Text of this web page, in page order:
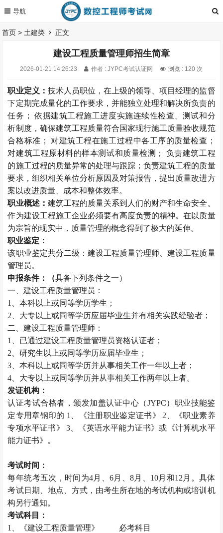
首页 > 土建类 正文
建设工程质量管理师招生简章
2026-01-21 14:26:23 作者 : JYPC考试认证网 浏览 : 120 次
职业定义： 技术人员职位，在上级的领导、项目经理的监督
下定期完成量化的工作要求，并能独立处理和解决所负责的
任务； 依据建筑工程施工进度实施连续性检查、测试和分
析制度，确保建筑工程质量符合国家现行施工质量验收规范
合格标准； 对建筑工程在施工过程中各工序的质量检查；
对建筑工程原材料的样本测试和质量检测； 负责建筑工程
的施工过程的质量异常的处理与跟踪；负责建筑工程的质量
要求，组织相关单位分析原因及对策报告，提出质量改进方
案以改进质量、成本和整体效率。
职业概述： 建筑工程的质量关系到人们的财产和生命安全。
作为建设工程施工企业必须要有高度负责的精神。在以质量
为宗旨的现实中，质量管理的概念得到了极大的延伸。
职业鉴定：
该职业鉴定共分二级：建设工程质量管理师、建设工程质量
管理员。
申报条件：（具备下列条件之一）
一、建设工程质量管理员：
1、本科以上或同等学历学生；
2、大专以上或同等学历应届毕业生并有相关实践经验者；
二、建设工程质量管理师：
1、已通过建设工程质量管理员资格认证者；
2、研究生以上或同等学历应届毕业生；
3、本科以上或同等学历并从事相关工作一年以上者；
4、大专以上或同等学历并从事相关工作两年以上者。
发证机构：
认证考试合格者，颁发加盖认证中心（JYPC）职业技能鉴
定专用章钢印的 1、《注册职业鉴定证书》 2、《职业素养
专项水平证书》 3、《英语水平能力证书》或《计算机水平
能力证书》。
考试时间：
每年统考五次，时间为4月、6月、8月、10月和12月。具体
考试日期、地点、方式，由考生所在地的考试机构或培训机
构另行通知。
考试科目：
1、《建设工程质量管理》 必考科目